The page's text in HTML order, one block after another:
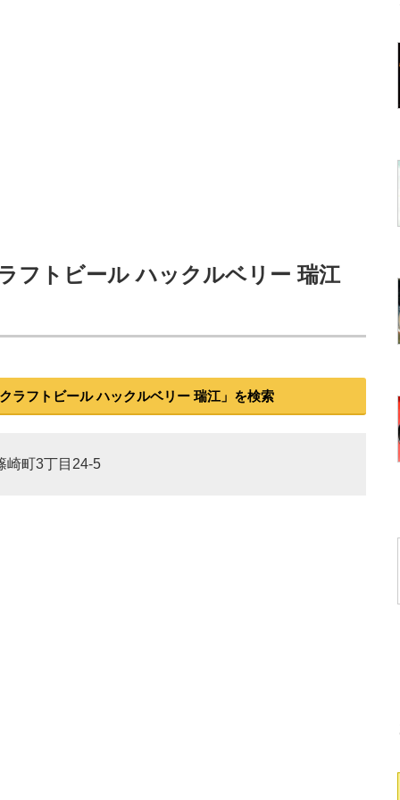
フトビール ハックルベリー 瑞江
ラフトビール ハックルベリー 瑞江」を検索
崎町3丁目24-5